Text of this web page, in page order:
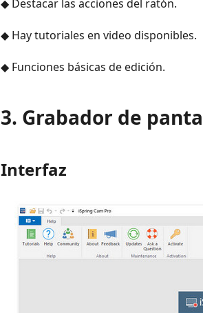
◆ Destacar las acciones del ratón.
◆ Hay tutoriales en video disponibles.
◆ Funciones básicas de edición.
3. Grabador de
Interfaz